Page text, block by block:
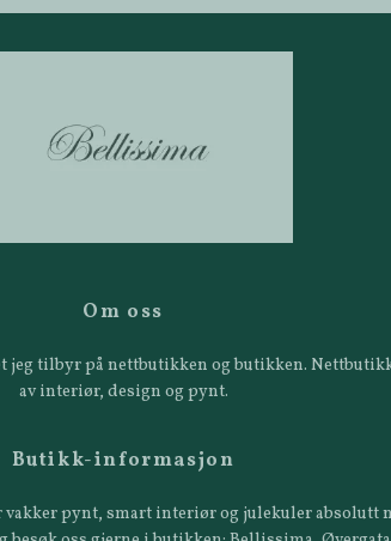
Om oss
tilbyr på nettbutikken og butikken.
av interiør, design og pynt.
Butikk-informasjon
pynt, smart interiør og julekuler absolutt